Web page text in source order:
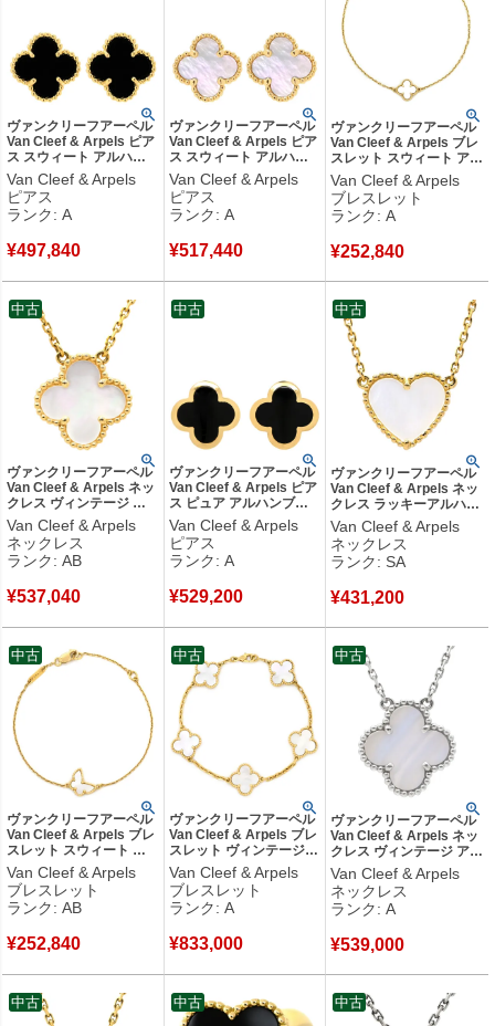
ヴァンクリーフアーペル
Van Cleef & Arpels ピア
ス スウィート アルハン
ブラ ブラック×イエロー
ゴールド 黒 オニキス
750 YG 18K 両耳用
VCARA44900 【箱】
Van Cleef & Arpels
ピアス
ランク: A
¥497,840
ヴァンクリーフアーペル
Van Cleef & Arpels ピア
ス スウィート アルハン
ブラ パールホワイト×イ
エローゴールド 750 18K
18金 マザーオブパール
VCARA44800 【中古】
Van Cleef & Arpels
ピアス
ランク: A
¥517,440
ヴァンクリーフアーペル
Van Cleef & Arpels ブレ
スレット スウィート アル
ハンブラ パールホワイト
×イエローゴールド K18
18金 パール
VCARF68800 【箱】
Van Cleef & Arpels
ブレスレット
ランク: A
¥252,840
ヴァンクリーフアーペル
Van Cleef & Arpels ネッ
クレス ヴィンテージ ア
ルハンブラ ペンダント
パールホワイト×イエロ
ーゴールド 白 750 18K
YG シェル
【中古】中古品
Van Cleef & Arpels
ネックレス
ランク: AB
¥537,040
中古
ヴァンクリーフアーペル
Van Cleef & Arpels ピア
ス ピュア アルハンブラ
ブラック×イエローゴー
ルド 黒 オニキス Au750
18K 両耳用
VCARB14000 【中古】
Van Cleef & Arpels
ピアス
ランク: A
¥529,200
中古
ヴァンクリーフアーペル
Van Cleef & Arpels ネッ
クレス ラッキーアルハン
ブラ ハート ペンダント
パールホワイト×イエロ
ーゴールド 18K 750 YG
【修理証明書】 【中古】
Van Cleef & Arpels
ネックレス
ランク: SA
¥431,200
中古
ヴァンクリーフアーペル
Van Cleef & Arpels ブレ
スレット スウィート パ
ピヨン ホワイト×イエロ
ーゴールド VCA 白
Au750 18K
VCARF69000 【中古】
Van Cleef & Arpels
ブレスレット
ランク: AB
¥252,840
中古
ヴァンクリーフアーペル
Van Cleef & Arpels ブレ
スレット ヴィンテージア
ルハンブラ ブレスレット
パールホワイト×イエロ
ーゴールド 白 750 YG 5
モチーフ VCARA41800
美品
Van Cleef & Arpels
ブレスレット
ランク: A
¥833,000
中古
ヴァンクリーフアーペル
Van Cleef & Arpels ネッ
クレス ヴィンテージ アル
ハンブラ ブルーグレー×
ホワイトゴールド Au750
18K カルセドニー
VCARD34900 【中古】
Van Cleef & Arpels
ネックレス
ランク: A
¥539,000
中古
中古 中古 中古